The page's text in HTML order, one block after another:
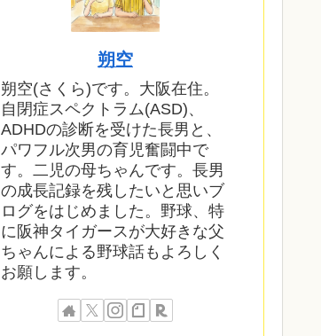
朔空
朔空(さくら)です。大阪在住。
自閉症スペクトラム(ASD)、
ADHDの診断を受けた長男と、
パワフル次男の育児奮闘中で
す。二児の母ちゃんです。長男
の成長記録を残したいと思いブ
ログをはじめました。野球、特
に阪神タイガースが大好きな父
ちゃんによる野球話もよろしく
お願します。